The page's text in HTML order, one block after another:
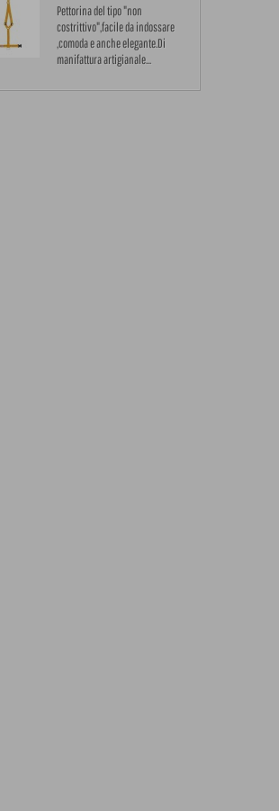
Pettorina del tipo "non
costrittivo",facile da indossare
,comoda e anche elegante.Di
manifattura artigianale...